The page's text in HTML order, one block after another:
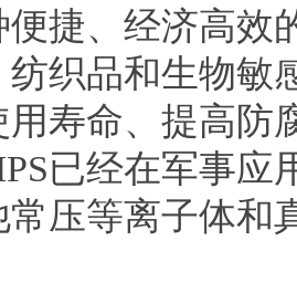
捷、经济高效
织品和生物敏
用寿命、提高防
已经在军事
压等离子体和